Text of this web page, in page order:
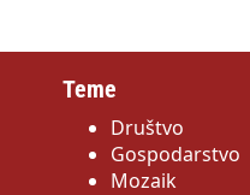
Teme
Društvo
Gospodarstvo
Mozaik